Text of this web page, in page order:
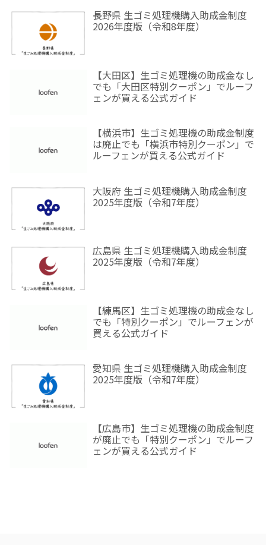
長野県 生ゴミ処理機購入助成金制度
2026年度版（令和8年度）
【大田区】生ゴミ処理機の助成金なし
でも「大田区特別クーポン」でルーフ
ェンが買える公式ガイド
【横浜市】生ゴミ処理機の助成金制度
は廃止でも「横浜市特別クーポン」で
ルーフェンが買える公式ガイド
大阪府 生ゴミ処理機購入助成金制度
2025年度版（令和7年度）
広島県 生ゴミ処理機購入助成金制度
2025年度版（令和7年度）
【練馬区】生ゴミ処理機の助成金なし
でも「特別クーポン」でルーフェンが
買える公式ガイド
愛知県 生ゴミ処理機購入助成金制度
2025年度版（令和7年度）
【広島市】生ゴミ処理機の助成金制度
が廃止でも「特別クーポン」でルーフ
ェンが買える公式ガイド